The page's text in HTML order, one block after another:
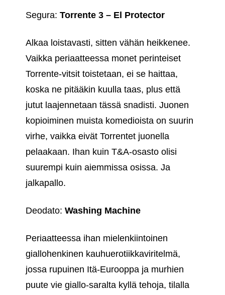
Segura: Torrente 3 – El Protector
Alkaa loistavasti, sitten vähän heikkenee.
Vaikka periaatteessa monet perinteiset
Torrente-vitsit toistetaan, ei se haittaa,
koska ne pitääkin kuulla taas, plus että
jutut laajennetaan tässä snadisti. Juonen
kopioiminen muista komedioista on suurin
virhe, vaikka eivät Torrentet juonella
pelaakaan. Ihan kuin T&A-osasto olisi
suurempi kuin aiemmissa osissa. Ja
jalkapallo.
Deodato: Washing Machine
Periaatteessa ihan mielenkiintoinen
giallohenkinen kauhuerotiikkaviritelmä,
jossa rupuinen Itä-Eurooppa ja murhien
puute vie giallo-saralta kyllä tehoja, tilalla